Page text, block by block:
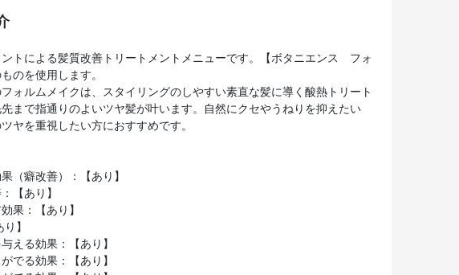
トによる髪質改善トリートメントメニューです。【ボタニエンス フォ
のを使用します。
ォルムメイクは、スタイリングのしやすい素直な髪に導く酸熱トリート
まで指通りのよいツヤ髪が叶います。自然にクセやうねりを抑えたい
ヤを重視したい方におすすめです。
（癖改善）：【あり】
【あり】
果：【あり】
】
える効果：【あり】
でる効果：【あり】